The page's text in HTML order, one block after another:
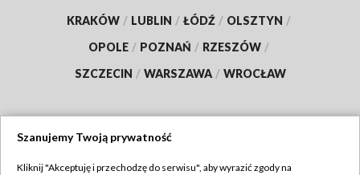
KRAKÓW / LUBLIN / ŁÓDŹ / OLSZTYN /
OPOLE / POZNAŃ / RZESZÓW /
SZCZECIN / WARSZAWA / WROCŁAW
Szanujemy Twoją prywatność
Kliknij "Akceptuję i przechodzę do serwisu", aby wyrazić zgody na